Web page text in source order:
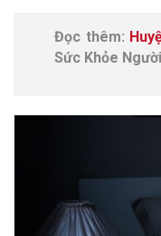
Đọc thêm:
Sức Khỏe